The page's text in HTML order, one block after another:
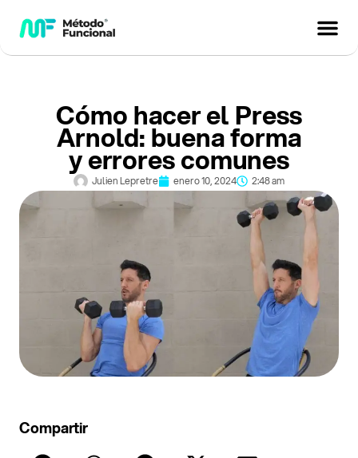
Cómo hacer el Press
Arnold: buena forma
y errores comunes
Julien Lepretre enero 10, 2024 2:48 am
Compartir